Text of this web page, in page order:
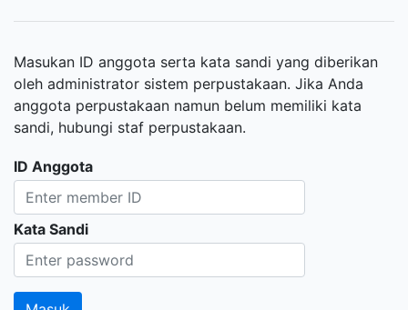
Masukan ID anggota serta kata sandi yang diberikan
oleh administrator sistem perpustakaan. Jika Anda
anggota perpustakaan namun belum memiliki kata
sandi, hubungi staf perpustakaan.
ID Anggota
Kata Sandi